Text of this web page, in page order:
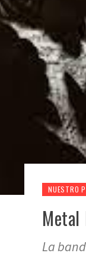
NUESTRO
Metal
La